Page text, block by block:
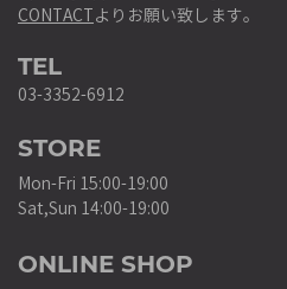
CONTACTよりお願い致します。
TEL
03-3352-6912
STORE
Mon-Fri 15:00-19:00
Sat,Sun 14:00-19:00
ONLINE SHOP